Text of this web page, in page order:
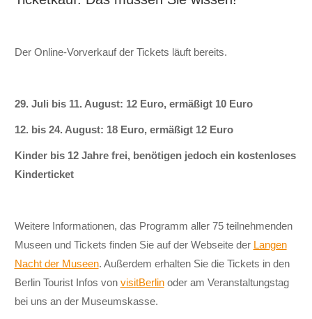
Der Online-Vorverkauf der Tickets läuft bereits.
29. Juli bis 11. August: 12 Euro, ermäßigt 10 Euro
12. bis 24. August: 18 Euro, ermäßigt 12 Euro
Kinder bis 12 Jahre frei, benötigen jedoch ein kostenloses
Kinderticket
Weitere Informationen, das Programm aller 75 teil­nehmenden
Museen und Tickets finden Sie auf der Web­seite der Langen
Nacht der Museen. Außerdem erhalten Sie die Tickets in den
Berlin Tourist Infos von visitBerlinoder am Veranstaltungstag
bei uns an der Museumskasse.